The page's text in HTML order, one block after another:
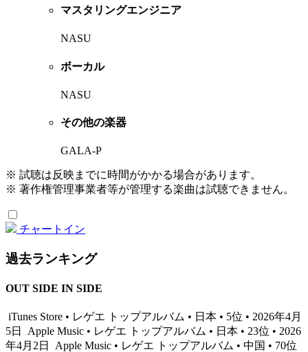
マスタリングエンジニア
NASU
ボーカル
NASU
その他の楽器
GALA-P
※ 試聴は反映までに時間がかかる場合があります。
※ 著作権管理事業者等が管理する楽曲は試聴できません。
チャートイン
過去ランキング
OUT SIDE IN SIDE
iTunes Store • レゲエ トップアルバム • 日本 • 5位 • 2026年4月
5日
Apple Music • レゲエ トップアルバム • 日本 • 23位 • 2026
年4月2日
Apple Music • レゲエ トップアルバム • 中国 • 70位